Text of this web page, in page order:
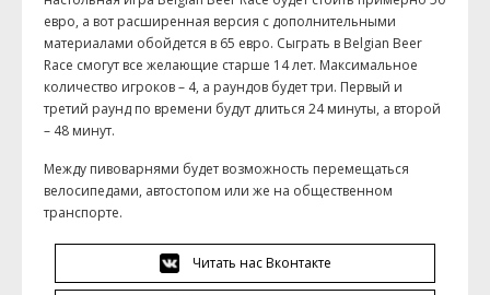
евро, а вот расширенная версия с дополнительными
материалами обойдется в 65 евро. Сыграть в Belgian Beer
Race смогут все желающие старше 14 лет. Максимальное
количество игроков – 4, а раундов будет три. Первый и
третий раунд по времени будут длиться 24 минуты, а второй
– 48 минут.
Между пивоварнями будет возможность перемещаться
велосипедами, автостопом или же на общественном
транспорте.
Читать нас Вконтакте